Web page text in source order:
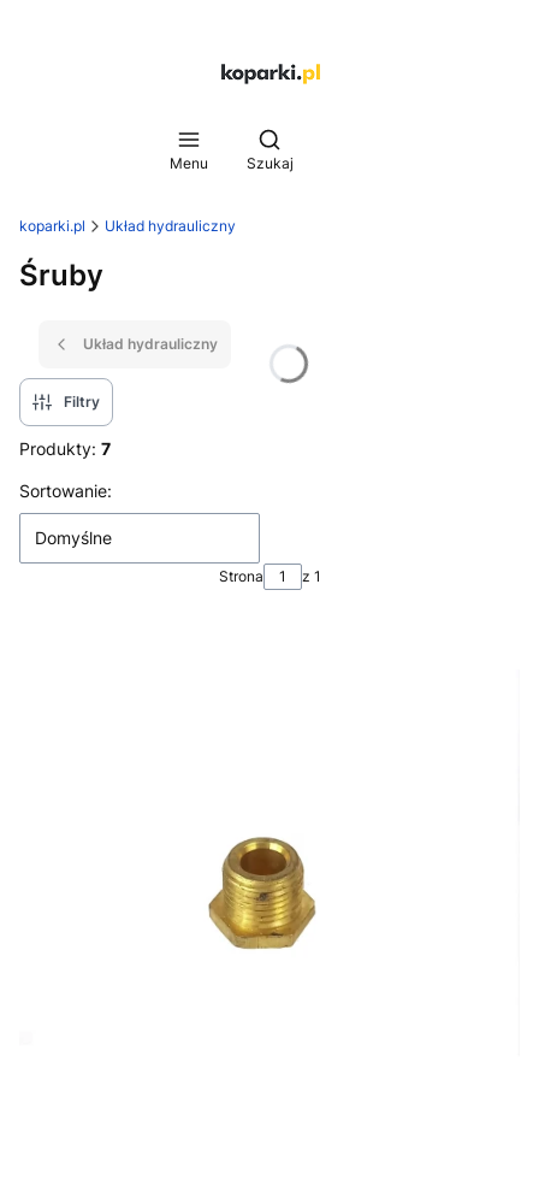
Menu
Otwórz wyszukiwarkę
Szukaj
koparki.pl Układ hydrauliczny
Śruby
Układ hydrauliczny
Filtry
Produkty: 7
Lista produktów
Sortowanie:
Domyślne
Strona z 1